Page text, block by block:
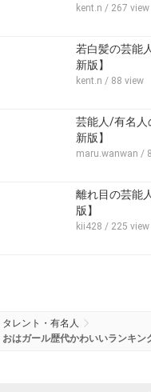
kent.n / 267 view
若白髪の芸能
新版】
kent.n / 88 view
芸能人/有名人
新版】
maru.wanwan /
離れ目の芸能
版】
kii428 / 225 view
タレント・有名人
おはガール歴代かわいいランキン